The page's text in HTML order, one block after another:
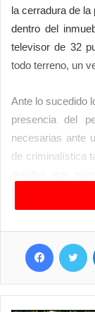
la cerradura de
dentro del
televisor de 32
todo terreno, un
Ante lo sucedido
presencia del
necesarias ante
de criminalística